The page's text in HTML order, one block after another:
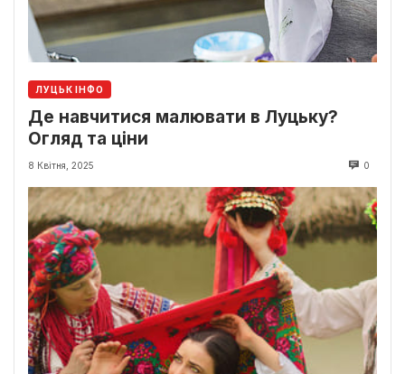
ЛУЦЬК ІНФО
Де навчитися малювати в Луцьку?
Огляд та ціни
8 Квітня, 2025 0